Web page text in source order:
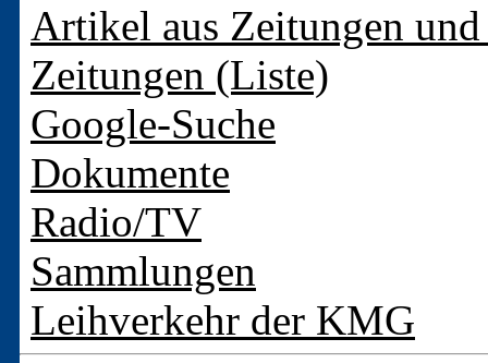
Artikel aus Zeitungen
Zeitungen (Liste)
Google-Suche
Dokumente
Radio/TV
Sammlungen
Leihverkehr der KMG